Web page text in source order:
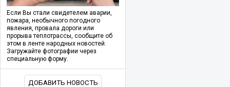
Если Вы стали свидетелем аварии,
пожара, необычного погодного
явления, провала дороги или
прорыва теплотрассы, сообщите об
этом в ленте народных новостей.
Загружайте фотографии через
специальную форму.
ДОБАВИТЬ НОВОСТЬ